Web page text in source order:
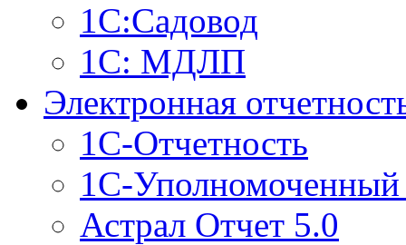
1С:Садовод
1С: МДЛП
Электронная
1С-Отчетность
1С-Уполномоченный
Астрал Отчет 5.0